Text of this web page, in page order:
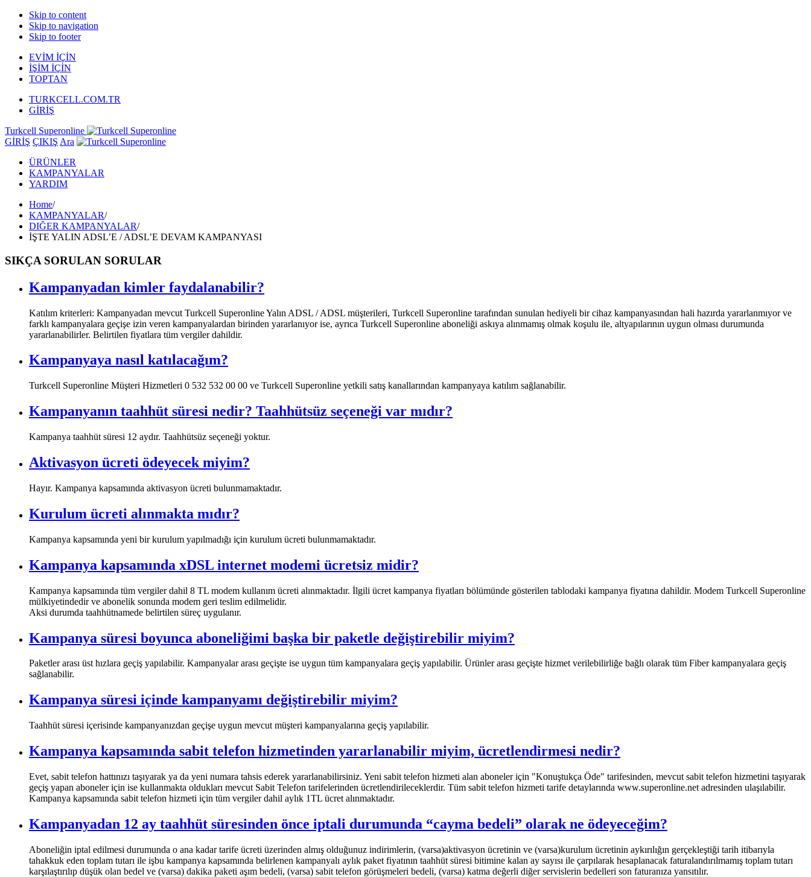
Skip to content
Skip to navigation
Skip to footer
EVİM İÇİN
İŞİM İÇİN
TOPTAN
TURKCELL.COM.TR
GİRİŞ
Turkcell Superonline
GİRİŞ ÇIKIŞ Ara
ÜRÜNLER
KAMPANYALAR
YARDIM
Home/
KAMPANYALAR/
DIĞER KAMPANYALAR/
İŞTE YALIN ADSL’E / ADSL’E DEVAM KAMPANYASI
SIKÇA SORULAN SORULAR
​Kampanyadan kimler faydalanabilir?
Katılım kriterleri: Kampanyadan mevcut Turkcell Superonline Yalın ADSL / ADSL müşterileri, Turkcell Superonline tarafından sunulan hediyeli bir cihaz kampanyasından hali hazırda yararlanmıyor ve
farklı kampanyalara geçişe izin veren kampanyalardan birinden yararlanıyor ise, ayrıca Turkcell Superonline aboneliği askıya alınmamış olmak koşulu ile, altyapılarının uygun olması durumunda
yararlanabilirler. Belirtilen fiyatlara tüm vergiler dahildir.
​Kampanyaya nasıl katılacağım?
Turkcell Superonline Müşteri Hizmetleri 0 532 532 00 00 ve Turkcell Superonline yetkili satış kanallarından kampanyaya katılım sağlanabilir.
​Kampanyanın taahhüt süresi nedir? Taahhütsüz seçeneği var mıdır?
Kampanya taahhüt süresi 12 aydır. Taahhütsüz seçeneği yoktur.
​Aktivasyon ücreti ödeyecek miyim?
Hayır. Kampanya kapsamında aktivasyon ücreti bulunmamaktadır.
​Kurulum ücreti alınmakta mıdır?
Kampanya kapsamında yeni bir kurulum yapılmadığı için kurulum ücreti bulunmamaktadır.
​Kampanya kapsamında xDSL internet modemi ücretsiz midir?
Kampanya kapsamında tüm vergiler dahil 8 TL modem kullanım ücreti alınmaktadır. İlgili ücret kampanya fiyatları bölümünde gösterilen tablodaki kampanya fiyatına dahildir. Modem Turkcell Superonline
mülkiyetindedir ve abonelik sonunda modem geri teslim edilmelidir.
Aksi durumda taahhütnamede belirtilen süreç uygulanır.
​Kampanya süresi boyunca aboneliğimi başka bir paketle değiştirebilir miyim?
Paketler arası üst hızlara geçiş yapılabilir. Kampanyalar arası geçişte ise uygun tüm kampanyalara geçiş yapılabilir. Ürünler arası geçişte hizmet verilebilirliğe bağlı olarak tüm Fiber kampanyalara geçiş
sağlanabilir.
​Kampanya süresi içinde kampanyamı değiştirebilir miyim?
Taahhüt süresi içerisinde kampanyanızdan geçişe uygun mevcut müşteri kampanyalarına geçiş yapılabilir.
​Kampanya kapsamında sabit telefon hizmetinden yararlanabilir miyim, ücretlendirmesi nedir?
Evet, sabit telefon hattınızı taşıyarak ya da yeni numara tahsis ederek yararlanabilirsiniz. Yeni sabit telefon hizmeti alan aboneler için "Konuştukça Öde" tarifesinden, mevcut sabit telefon hizmetini taşıyarak
geçiş yapan aboneler için ise kullanmakta oldukları mevcut Sabit Telefon tarifelerinden ücretlendirileceklerdir. Tüm sabit telefon hizmeti tarife detaylarında www.superonline.net adresinden ulaşılabilir.
Kampanya kapsamında sabit telefon hizmeti için tüm vergiler dahil aylık 1TL ücret alınmaktadır.
​Kampanyadan 12 ay taahhüt süresinden önce iptali durumunda “cayma bedeli” olarak ne ödeyeceğim?
Aboneliğin iptal edilmesi durumunda o ana kadar tarife ücreti üzerinden almış olduğunuz indirimlerin, (varsa)aktivasyon ücretinin ve (varsa)kurulum ücretinin aykırılığın gerçekleştiği tarih itibarıyla
tahakkuk eden toplam tutarı ile işbu kampanya kapsamında belirlenen kampanyalı aylık paket fiyatının taahhüt süresi bitimine kalan ay sayısı ile çarpılarak hesaplanacak faturalandırılmamış toplam tutarı
karşılaştırılıp düşük olan bedel ve (varsa) dakika paketi aşım bedeli, (varsa) sabit telefon görüşmeleri bedeli, (varsa) katma değerli diğer servislerin bedelleri son faturanıza yansıtılır.